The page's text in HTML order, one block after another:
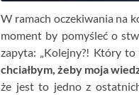
W ramach oczekiwania na
moment by pomyśleć o
zapyta: „Kolejny?! Który
chciałbym, żeby moja
że jest to jedno z